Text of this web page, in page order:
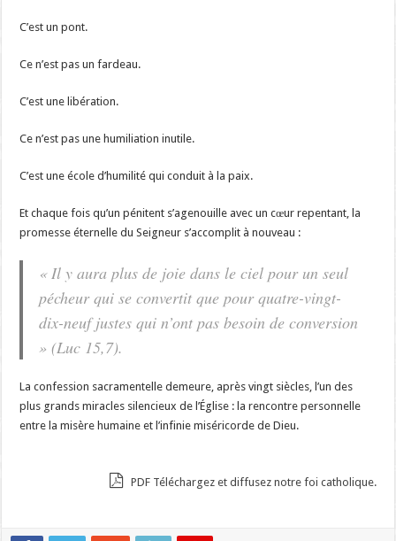
C’est un pont.
Ce n’est pas un fardeau.
C’est une libération.
Ce n’est pas une humiliation inutile.
C’est une école d’humilité qui conduit à la paix.
Et chaque fois qu’un pénitent s’agenouille avec un cœur repentant, la
promesse éternelle du Seigneur s’accomplit à nouveau :
« Il y aura plus de joie dans le ciel pour un seul
pécheur qui se convertit que pour quatre-vingt-
dix-neuf justes qui n’ont pas besoin de conversion
» (Luc 15,7).
La confession sacramentelle demeure, après vingt siècles, l’un des
plus grands miracles silencieux de l’Église : la rencontre personnelle
entre la misère humaine et l’infinie miséricorde de Dieu.
PDF Téléchargez et diffusez notre foi catholique.